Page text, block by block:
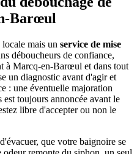
Barœul
mais un service de mise
déboucheurs de confiance,
à Marcq-en-Barœul et dans tout
un diagnostic avant d'agir et
: une éventuelle majoration
toujours annoncée avant le
libre d'accepter ou non le
que votre baignoire se